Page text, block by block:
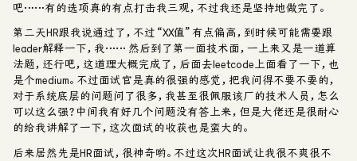
吧……有的选项真的有点打击我三观，不过我还是坚持地做完了。
第二天HR跟我说通过了，不过“XX值”有点偏高，到时候可能需要跟
leader解释一下，我…… 然后到了第一面技术面，一上来又是一道算
法题，还行吧，这道理大概完成了，后面去leetcode上面看了一下，也
是个medium。不过面试官是真的很强的感觉，把我问得不要不要的，
对于系统底层的问题问了很多，我甚至很佩服该厂的技术人员，怎么
可以这么强？中间我有好几个问题没有答上来，但是大佬还是很耐心
的给我讲解了一下，这次面试的收获也是蛮大的。
后来居然先是HR面试，很神奇哟。不过这次HR面试让我很不爽很不